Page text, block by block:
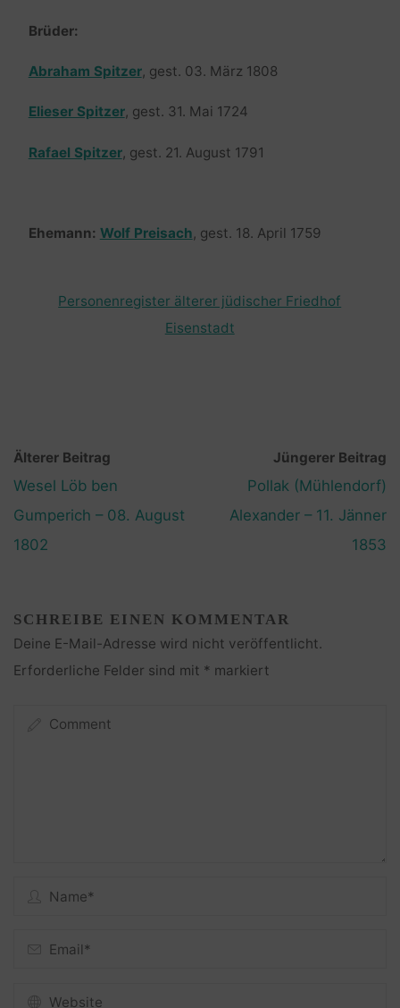
Brüder:
Abraham Spitzer, gest. 03. März 1808
Elieser Spitzer, gest. 31. Mai 1724
Rafael Spitzer, gest. 21. August 1791
Ehemann: Wolf Preisach, gest. 18. April 1759
Personenregister älterer jüdischer Friedhof
Eisenstadt
Älterer Beitrag
Wesel Löb ben
Gumperich – 08. August
1802
Jüngerer Beitrag
Pollak (Mühlendorf)
Alexander – 11. Jänner
1853
SCHREIBE EINEN KOMMENTAR
Deine E-Mail-Adresse wird nicht veröffentlicht.
Erforderliche Felder sind mit * markiert